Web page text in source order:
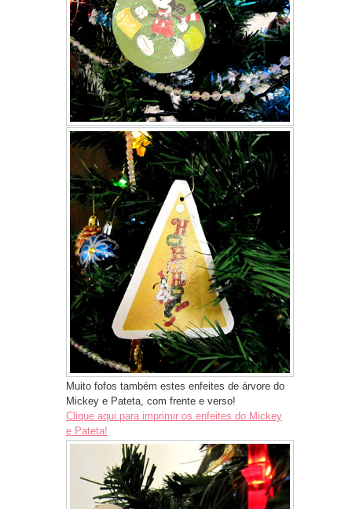
Muito fofos também estes enfeites de árvore do
Mickey e Pateta, com frente e verso!
Clique aqui para imprimir os enfeites do Mickey
e Pateta!